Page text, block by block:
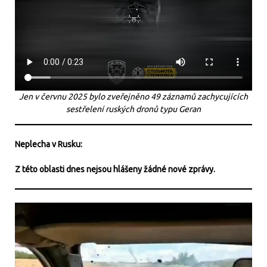
Jen v červnu 2025 bylo zveřejněno 49 záznamů zachycujících
sestřelení ruských dronů typu Geran
Neplecha v Rusku:
Z této oblasti dnes nejsou hlášeny žádné nové zprávy.